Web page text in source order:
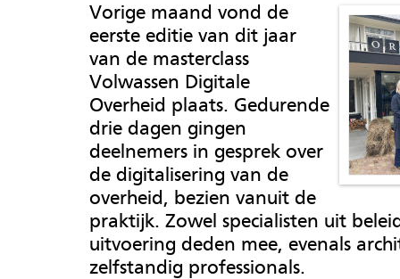
Vorige maand vond de
eerste editie van dit jaar
van de masterclass
Volwassen Digitale
Overheid plaats. Gedurende
drie dagen gingen
deelnemers in gesprek over
de digitalisering van de
overheid, bezien vanuit de
praktijk. Zowel specialisten uit
uitvoering deden mee, evenals
zelfstandig professionals.